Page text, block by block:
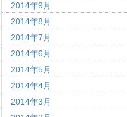
2014年9月
2014年8月
2014年7月
2014年6月
2014年5月
2014年4月
2014年3月